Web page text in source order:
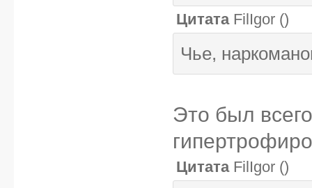
Цитата FilIgor ()
Чье,
Это был
Цитата FilIgor ()